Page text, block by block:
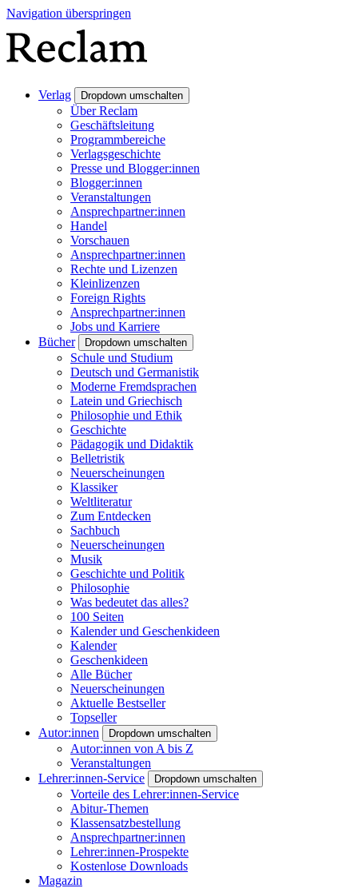
Navigation überspringen
Verlag Dropdown umschalten
Über Reclam
Geschäftsleitung
Programmbereiche
Verlagsgeschichte
Presse und Blogger:innen
Blogger:innen
Veranstaltungen
Ansprechpartner:innen
Handel
Vorschauen
Ansprechpartner:innen
Rechte und Lizenzen
Kleinlizenzen
Foreign Rights
Ansprechpartner:innen
Jobs und Karriere
Bücher
Dropdown umschalten
Schule und Studium
Deutsch und Germanistik
Moderne Fremdsprachen
Latein und Griechisch
Philosophie und Ethik
Geschichte
Pädagogik und Didaktik
Belletristik
Neuerscheinungen
Klassiker
Weltliteratur
Zum Entdecken
Sachbuch
Neuerscheinungen
Musik
Geschichte und Politik
Philosophie
Was bedeutet das alles?
100 Seiten
Kalender und Geschenkideen
Kalender
Geschenkideen
Alle Bücher
Neuerscheinungen
Aktuelle Bestseller
Topseller
Autor:innen
Dropdown umschalten
Autor:innen von A bis Z
Veranstaltungen
Lehrer:innen-Service
Dropdown umschalten
Vorteile des Lehrer:innen-Service
Abitur-Themen
Klassensatzbestellung
Ansprechpartner:innen
Lehrer:innen-Prospekte
Kostenlose Downloads
Magazin